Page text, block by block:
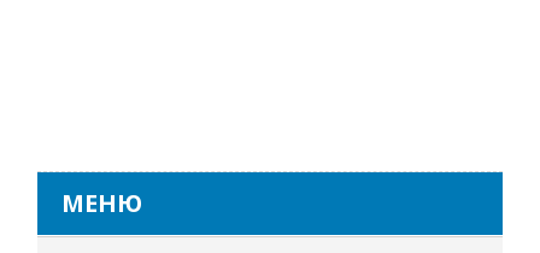
МЕНЮ